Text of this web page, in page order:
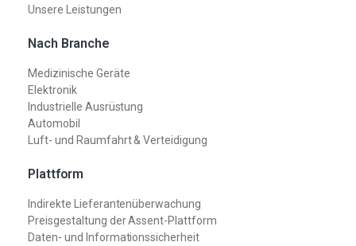
Unsere Leistungen
Nach Branche
Medizinische Geräte
Elektronik
Industrielle Ausrüstung
Automobil
Luft- und Raumfahrt & Verteidigung
Plattform
Indirekte Lieferantenüberwachung
Preisgestaltung der Assent-Plattform
Daten- und Informationssicherheit